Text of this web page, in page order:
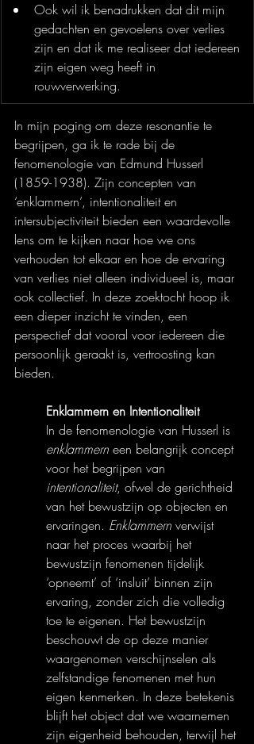
Ook wil ik benadrukken dat dit mijn
gedachten en gevoelens over verlies
zijn en dat ik me realiseer dat iedereen
zijn eigen weg heeft in
rouwverwerking.
In mijn poging om deze resonantie te
begrijpen, ga ik te rade bij de
fenomenologie van Edmund Husserl
(1859-1938). Zijn concepten van
‘enklammern’, intentionaliteit en
intersubjectiviteit bieden een waardevolle
lens om te kijken naar hoe we ons
verhouden tot elkaar en hoe de ervaring
van verlies niet alleen individueel is, maar
ook collectief. In deze zoektocht hoop ik
een dieper inzicht te vinden, een
perspectief dat vooral voor iedereen die
persoonlijk geraakt is, vertroosting kan
bieden.
Enklammern en Intentionaliteit
In de fenomenologie van Husserl is
enklammern een belangrijk concept
voor het begrijpen van
intentionaliteit, ofwel de gerichtheid
van het bewustzijn op objecten en
ervaringen. Enklammern verwijst
naar het proces waarbij het
bewustzijn fenomenen tijdelijk
‘opneemt’ of ‘insluit’ binnen zijn
ervaring, zonder zich die volledig
toe te eigenen. Het bewustzijn
beschouwt de op deze manier
waargenomen verschijnselen als
zelfstandige fenomenen met hun
eigen kenmerken. In deze betekenis
blijft het object dat we waarnemen
zijn eigenheid behouden, terwijl het